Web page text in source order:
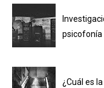
psicofonía
¿Cuál es